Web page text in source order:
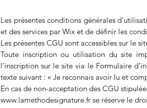
Les présentes conditions générales
et des services par Wix et de définir les
Les présentes CGU sont accessibles sur le
Toute inscription ou utilisation du site
l'inscription sur le site via le Formulaire
texte suivant : « Je reconnais avoir lu et
En cas de non-acceptation des CGU
www.lamethodesignature.fr se réserve le